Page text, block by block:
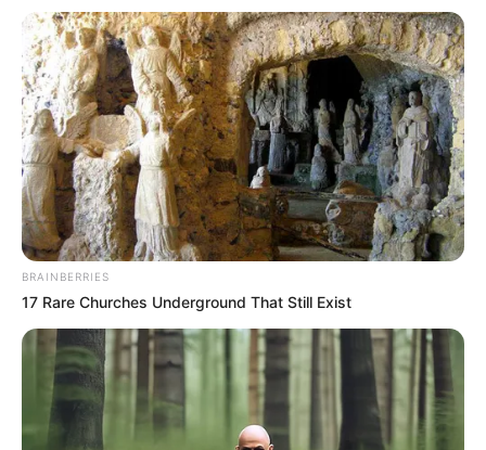
Veranstaltung für Saalfeld eintragen
Weitere Informationen über Saalfeld im Internet:
Hotels in Saalfeld
www.saalfeld.de
de.wikipedia.org/wiki/Saalfeld
Kauf- und Lesetipps:Reiseführer Saalfeld
Hotels in Saalfeld auf Seiten vonHotelanbietern
buchen.
BRAINBERRIES
17 Rare Churches Underground That Still Exist